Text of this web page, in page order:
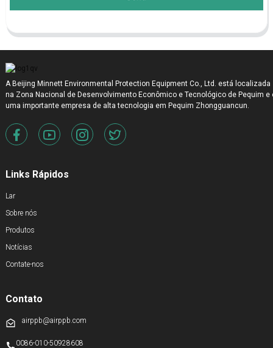
A Beijing Minnett Environmental Protection Equipment Co., Ltd. está localizada
na Zona Nacional de Desenvolvimento Econômico e Tecnológico de Pequim e
uma importante empresa de alta tecnologia em Pequim Zhongguancun.
Links Rápidos
Lar
Sobre nós
Produtos
Notícias
Contate-nos
Contato
airppb@airppb.com
0086-010-50928608